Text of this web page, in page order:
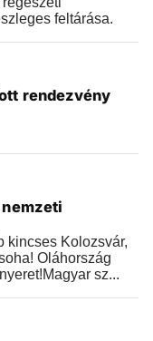
feltárása.
rendezvény
kincses Kolozsvár,
Oláhország
sz...